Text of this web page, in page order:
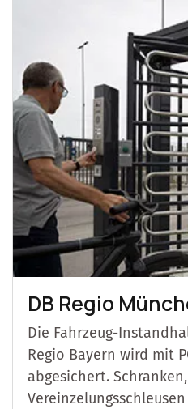
DB Regio
Die Fahrzeug-
Regio Bayern wird mit
abgesichert. Schranken,